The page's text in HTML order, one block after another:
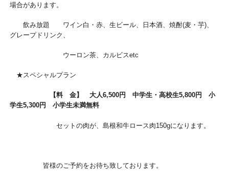
場合があります。
飲み放題 ワイン白・赤、生ビール、日本酒、焼酎(麦・芋)、
グレープドリンク、
ウーロン茶、カルビスetc
★スペシャルプラン
【料 金】 大人6,500円 中学生・高校生5,800円 小
学生5,300円 小学生未満無料
セットの肉が、島根和牛ロース肉150gになります。
皆様のご予約をお待ち致しております。